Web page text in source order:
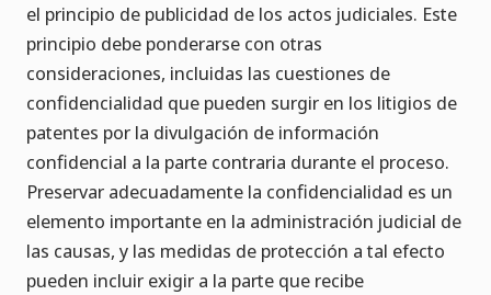
el principio de publicidad de los actos judiciales. Este
principio debe ponderarse con otras
consideraciones, incluidas las cuestiones de
confidencialidad que pueden surgir en los litigios de
patentes por la divulgación de información
confidencial a la parte contraria durante el proceso.
Preservar adecuadamente la confidencialidad es un
elemento importante en la administración judicial de
las causas, y las medidas de protección a tal efecto
pueden incluir exigir a la parte que recibe